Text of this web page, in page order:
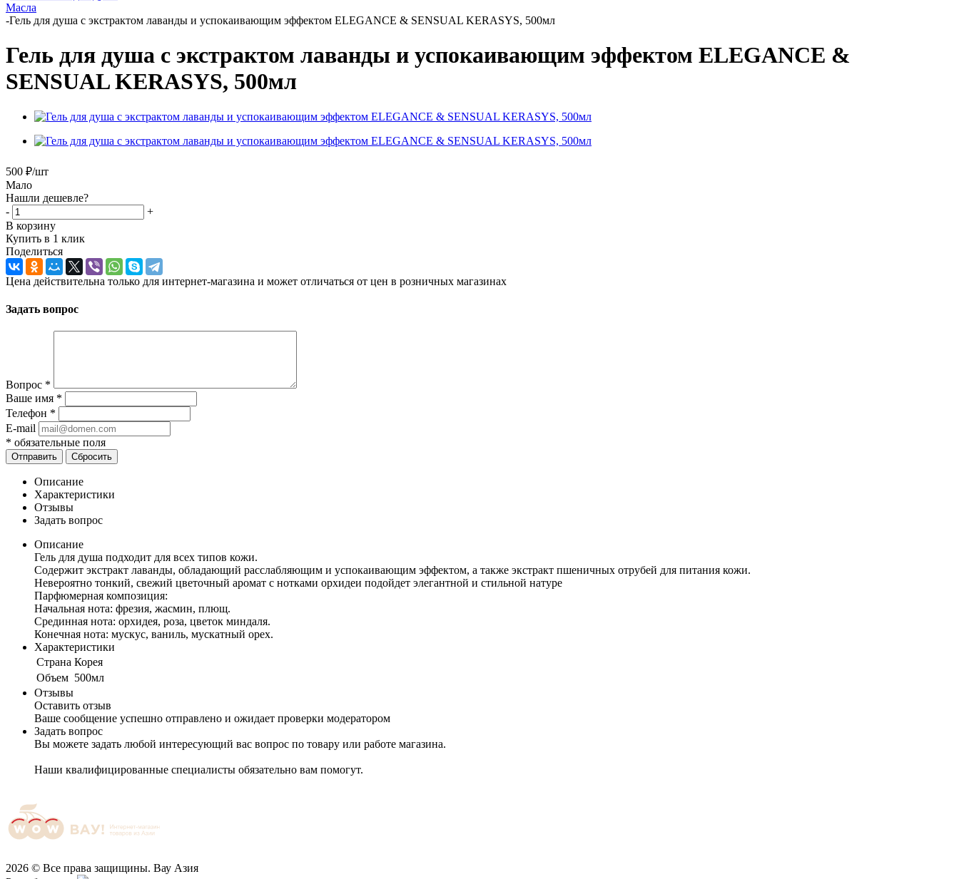
Масла
-Гель для душа с экстрактом лаванды и успокаивающим эффектом ELEGANCE & SENSUAL KERASYS, 500мл
Гель для душа с экстрактом лаванды и успокаивающим эффектом ELEGANCE &
SENSUAL KERASYS, 500мл
500 ₽/шт
Мало
Нашли дешевле?
-
+
В корзину
Купить в 1 клик
Поделиться
Цена действительна только для интернет-магазина и может отличаться от цен в розничных магазинах
Задать вопрос
Вопрос *
Ваше имя *
Телефон *
E-mail
* обязательные поля
Отправить Сбросить
Описание
Характеристики
Отзывы
Задать вопрос
Описание
Гель для душа подходит для всех типов кожи.
Содержит экстракт лаванды, обладающий расслабляющим и успокаивающим эффектом, а также экстракт пшеничных отрубей для питания кожи.
Невероятно тонкий, свежий цветочный аромат c нотками орхидеи подойдет элегантной и стильной натуре
Парфюмерная композиция:
Начальная нота: фрезия, жасмин, плющ.
Срединная нота: орхидея, роза, цветок миндаля.
Конечная нота: мускус, ваниль, мускатный орех.
Характеристики
Cтрана Корея
Объем 500мл
Отзывы
Оставить отзыв
Ваше сообщение успешно отправлено и ожидает проверки модератором
Задать вопрос
Вы можете задать любой интересующий вас вопрос по товару или работе магазина.
Наши квалифицированные специалисты обязательно вам помогут.
2026 © Все права защищины. Вау Азия